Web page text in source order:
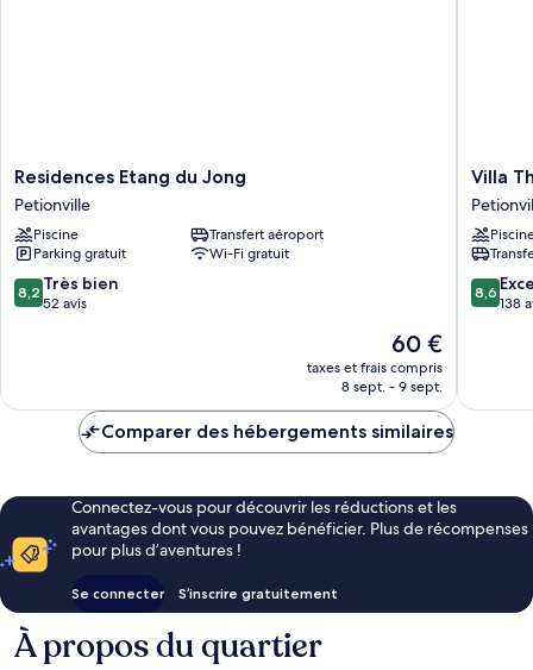
Residences
Etang
du
Jong
Petionville
Residences Etang du Jong
Petionville
Piscine
Transfert aéroport
Parking gratuit
Wi-Fi gratuit
8.2
sur
8,2 Très bien
52 avis
Le
nouveau
prix
de
60 €
taxes et frais compris
8 sept. - 9 sept.
Villa
Thérèse
Villa
8.6
sur
8,6
138
Comparer des hébergements similaires
Connectez-vous pour découvrir les réductions et les
avantages dont vous pouvez bénéficier. Plus de récompenses
pour plus d’aventures !
Se connecter S’inscrire gratuitement
À propos du quartier